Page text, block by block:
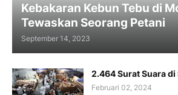
Kebakaran Kebun Tebu di
Tewaskan Seorang Petani
September 14, 2023
2.464 Surat Suara di
Februari 02, 2024